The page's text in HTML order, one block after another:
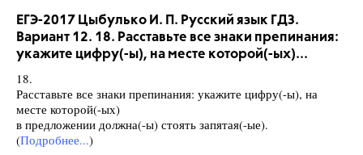
ЕГЭ-2017 Цыбулько И. П. Русский язык ГДЗ.
Вариант 12. 18. Расставьте все знаки препинания:
укажите цифру(-ы), на месте которой(-ых)...
18.
Расставьте все знаки препинания: укажите цифру(-ы), на
месте которой(-ых)
в предложении должна(-ы) стоять запятая(-ые).
(Подробнее...)